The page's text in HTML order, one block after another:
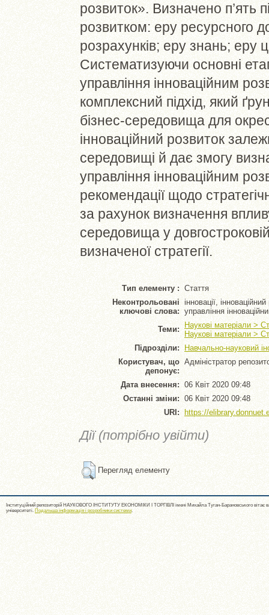
розвиток». Визначено п’ять
розвитком: еру ресурсного
розрахунків; еру знань; еру
Систематизуючи основні
управління інноваційним
комплексний підхід, який
бізнес-середовища для
інноваційний розвиток
середовищі й дає змогу
управління інноваційним
рекомендації щодо
за рахунок визначення
середовища у
визначеної стратегії.
Тип елементу : Стаття
Неконтрольовані
ключові слова:
інновації,
управління
Теми:
Наукові матеріали >
Наукові матеріали >
Підрозділи:
Навчально-науковий
Користувач, що
депонує:
Адміністратор
Дата внесення: 06 Квіт 2020 09:48
Останні зміни: 06 Квіт 2020 09:48
URI:
https://
Дії (потрібно увійти)
Перегляд елементу
Інституційний репозиторій НАУКОВОГО ІНСТИТУТУ ЕКОНОМІКИ І ТОРГІВЛІ імені Михайла Туган-Барановського вітає
університеті. Подальша інформація і розробники системи